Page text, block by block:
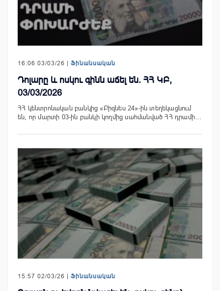
16:06 03/03/26 | Ֆինանսական
Դոլարը և ոսկու գինն աճել են. ՀՀ ԿԲ,
03/03/2026
ՀՀ կենտրոնական բանկից «Բիզնես 24»-ին տեղեկացնում
են, որ մարտի 03-ին բանկի կողմից սահմանված ՀՀ դրամի…
15:57 02/03/26 | Ֆինանսական